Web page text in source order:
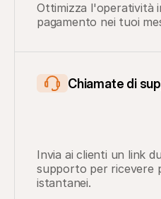
Ottimizza l'operatività
pagamento nei tuoi
Chiamate di
Invia ai clienti un link
supporto per ricevere
istantanei.